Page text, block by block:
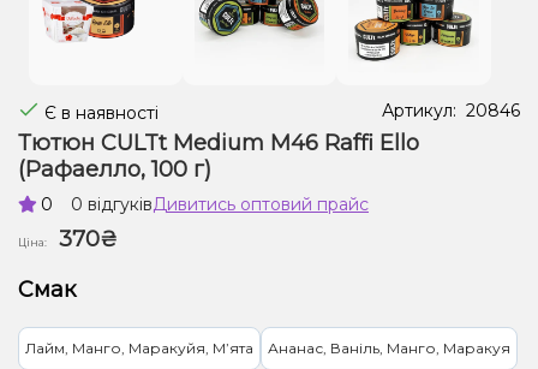
Є в наявності Артикул: 20846
Тютюн CULTt Medium M46 Raffi Ello
(Рафаелло, 100 г)
0 0 відгуківДивитись оптовий прайс
Ціна:
370₴
Смак
Лайм, Манго, Маракуйя, Мʼята Ананас, Ваніль, Манго, Маракуя